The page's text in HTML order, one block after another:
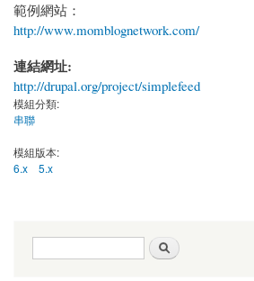
範例網站：
http://www.momblognetwork.com/
連結網址:
http://drupal.org/project/simplefeed
模組分類:
串聯
模組版本:
6.x
5.x
搜尋表單